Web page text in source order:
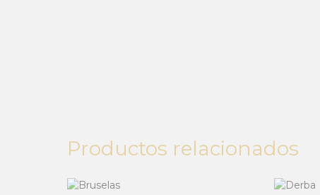
Productos relacionados